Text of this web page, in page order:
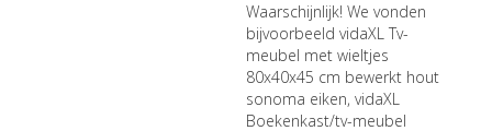
Waarschijnlijk! We vonden
bijvoorbeeld vidaXL Tv-
meubel met wieltjes
80x40x45 cm bewerkt hout
sonoma eiken, vidaXL
Boekenkast/tv-meubel